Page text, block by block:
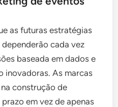
as futuras estratégias
cada vez
baseada em dados e
inovadoras. As marcas
construção de
em vez de apenas